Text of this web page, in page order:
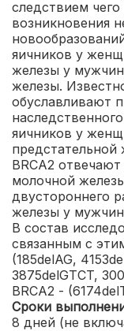
следствием
возникновения
яичников у
железы у
железы.
обуславливают
яичников у
BRCA2
молочной
двустороннего
железы у
В состав
связанным с
(185delAG,
3875delGTCT,
BRCA2 -
Сроки
8 дней (не